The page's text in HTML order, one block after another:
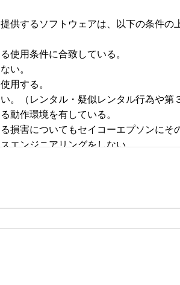
供するソフトウェアは、以下の条件
使用条件に合致している。
い。
用する。
。（レンタル・疑似レンタル行為や第
動作環境を有している。
損害についてもセイコーエプソンにそ
エンジニアリングをしない。
することがあります。